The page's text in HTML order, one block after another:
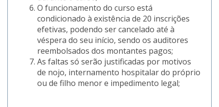
O funcionamento do curso está
condicionado à existência de 20 inscrições
efetivas, podendo ser cancelado até à
véspera do seu início, sendo os auditores
reembolsados dos montantes pagos;
As faltas só serão justificadas por motivos
de nojo, internamento hospitalar do próprio
ou de filho menor e impedimento legal;